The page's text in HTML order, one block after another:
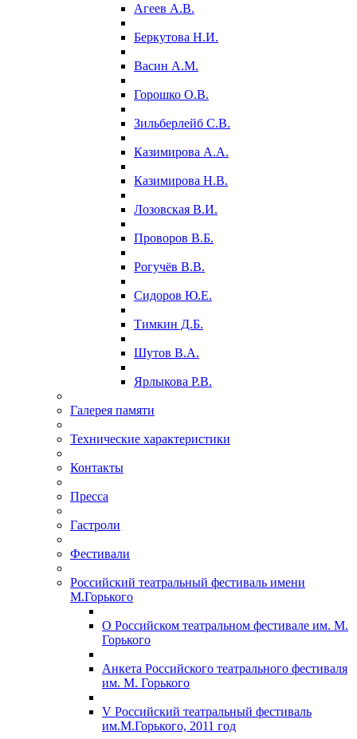
Агеев А.В.
Беркутова Н.И.
Васин А.М.
Горошко О.В.
Зильберлейб С.В.
Казимирова А.А.
Казимирова Н.В.
Лозовская В.И.
Проворов В.Б.
Рогучёв В.В.
Сидоров Ю.Е.
Тимкин Д.Б.
Шутов В.А.
Ярлыкова Р.В.
Галерея памяти
Технические характеристики
Контакты
Пресса
Гастроли
Фестивали
Российский театральный фестиваль имени
М.Горького
О Российском театральном фестивале им. М.
Горького
Анкета Российского театрального фестиваля
им. М. Горького
V Российский театральный фестиваль
им.М.Горького, 2011 год